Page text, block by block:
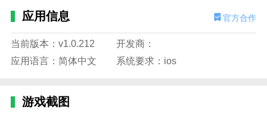
应用特色
1、大家可以在闲暇时间充分利用平台上面的资源
来提升自己，高速成长
应用信息 官方合作
当前版本：v1.0.212
开发商：
应用语言：简体中文
系统要求：ios
游戏截图